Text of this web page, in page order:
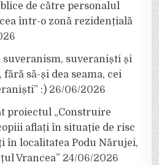
de către personalul
într-o zonă rezidențială
suveranism, suveraniști și
să-și dea seama, cei
:) 26/06/2026
proiectul „Construire
aflați în situație de risc
în localitatea Podu Nărujei,
Vrancea” 24/06/2026